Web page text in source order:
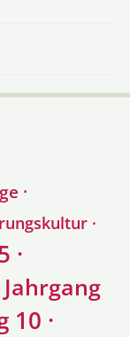
·
·
·
Jahrgang
10 ·